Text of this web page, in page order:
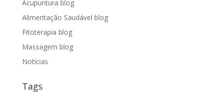
Acupuntura blog
Alimentação Saudável blog
Fitoterapia blog
Massagem blog
Notícias
Tags